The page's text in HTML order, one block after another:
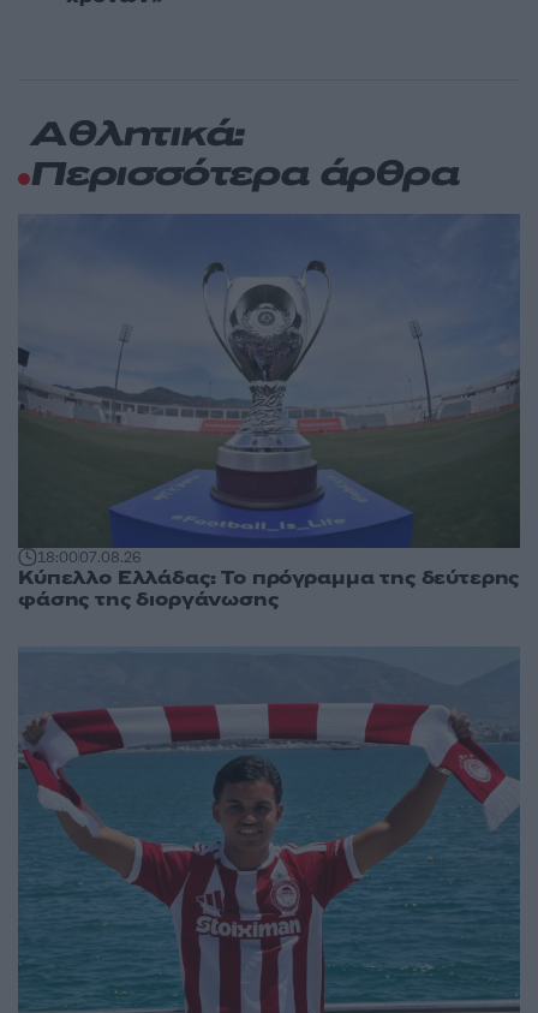
Αθλητικά:
Περισσότερα άρθρα
18:0007.08.26
Κύπελλο Ελλάδας: Το πρόγραμμα της δεύτερης
φάσης της διοργάνωσης